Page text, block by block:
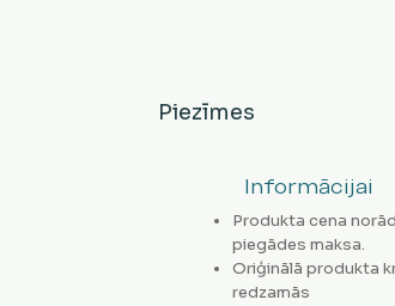
Piezīmes
Informācijai
Produkta cena
piegādes maksa.
Oriģinālā produkta
redzamās